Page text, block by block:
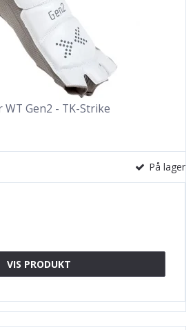
Gen2 - TK-Strike
På lager
VIS PRODUKT